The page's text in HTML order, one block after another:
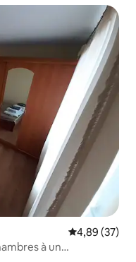
Note
4,89 (37)
à un